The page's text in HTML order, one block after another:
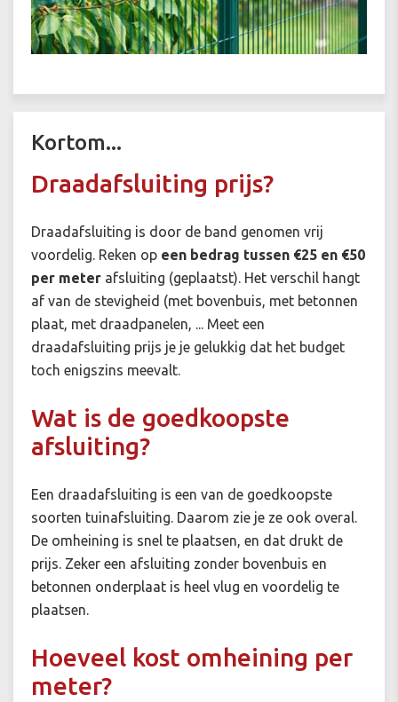
Kortom...
Draadafsluiting prijs?
Draadafsluiting is door de band genomen vrij
voordelig. Reken op een bedrag tussen €25 en €50
per meter afsluiting (geplaatst). Het verschil hangt
af van de stevigheid (met bovenbuis, met betonnen
plaat, met draadpanelen, ... Meet een
draadafsluiting prijs je je gelukkig dat het budget
toch enigszins meevalt.
Wat is de goedkoopste
afsluiting?
Een draadafsluiting is een van de goedkoopste
soorten tuinafsluiting. Daarom zie je ze ook overal.
De omheining is snel te plaatsen, en dat drukt de
prijs. Zeker een afsluiting zonder bovenbuis en
betonnen onderplaat is heel vlug en voordelig te
plaatsen.
Hoeveel kost omheining per
meter?